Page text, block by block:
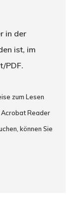
in der
ist, im
PDF.
zum Lesen
Reader
können Sie